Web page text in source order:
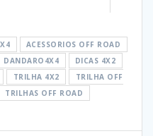
ACESSORIOS OFF ROAD
DANDARO4X4
DICAS 4X2
TRILHA 4X2
TRILHA OFF
TRILHAS OFF ROAD